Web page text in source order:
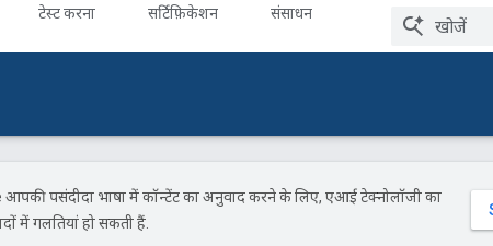
टेस्ट करना सर्टिफ़िकेशन संसाधन
आपकी पसंदीदा भाषा में कॉन्टेंट का अनुवाद करने के लिए, एआई टेक्नोलॉजी का
में गलतियां हो सकती हैं.